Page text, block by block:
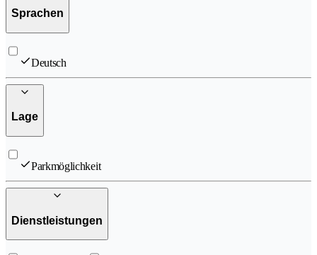
Sprachen
Deutsch
Lage
Parkmöglichkeit
Dienstleistungen